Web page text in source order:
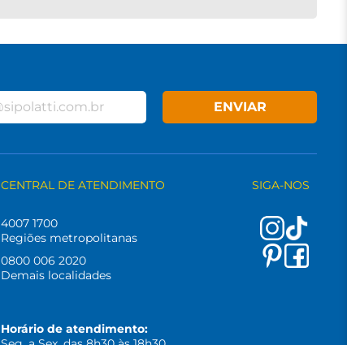
ENVIAR
CENTRAL DE ATENDIMENTO
4007 1700
Regiões metropolitanas
0800 006 2020
Demais localidades
Horário de atendimento:
SIGA-NOS